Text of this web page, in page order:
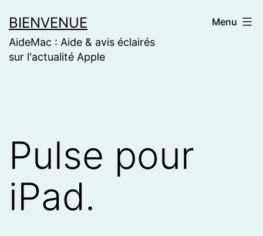
to
content
BIENVENUE
AideMac : Aide & avis éclairés
sur l'actualité Apple
Menu
Pulse pour
iPad.